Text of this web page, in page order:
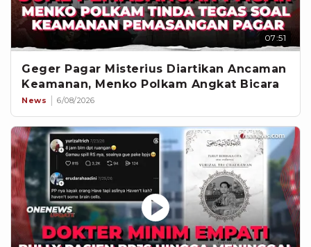
07:51
Geger Pagar Misterius Diartikan Ancaman
Keamanan, Menko Polkam Angkat Bicara
News 6/08/2026